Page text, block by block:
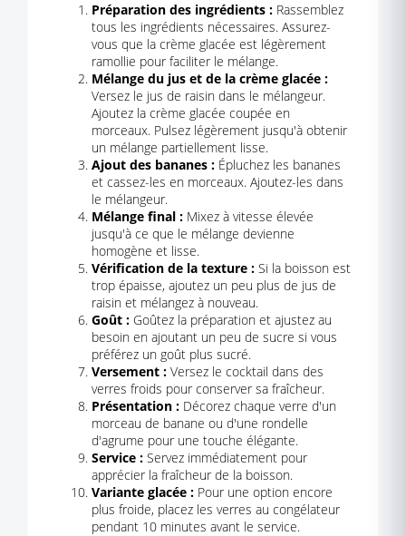
Préparation des ingrédients : Rassemblez
tous les ingrédients nécessaires. Assurez-
vous que la crème glacée est légèrement
ramollie pour faciliter le mélange.
Mélange du jus et de la crème glacée :
Versez le jus de raisin dans le mélangeur.
Ajoutez la crème glacée coupée en
morceaux. Pulsez légèrement jusqu'à obtenir
un mélange partiellement lisse.
Ajout des bananes : Épluchez les bananes
et cassez-les en morceaux. Ajoutez-les dans
le mélangeur.
Mélange final : Mixez à vitesse élevée
jusqu'à ce que le mélange devienne
homogène et lisse.
Vérification de la texture : Si la boisson est
trop épaisse, ajoutez un peu plus de jus de
raisin et mélangez à nouveau.
Goût : Goûtez la préparation et ajustez au
besoin en ajoutant un peu de sucre si vous
préférez un goût plus sucré.
Versement : Versez le cocktail dans des
verres froids pour conserver sa fraîcheur.
Présentation : Décorez chaque verre d'un
morceau de banane ou d'une rondelle
d'agrume pour une touche élégante.
Service : Servez immédiatement pour
apprécier la fraîcheur de la boisson.
Variante glacée : Pour une option encore
plus froide, placez les verres au congélateur
pendant 10 minutes avant le service.